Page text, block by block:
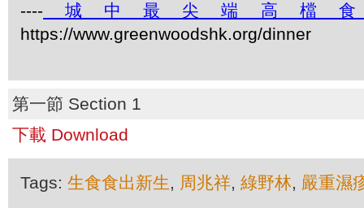
---- 城中最尖端高檔
https://www.greenwoodshk.org/dinner
第一節 Section 1
下載 Download
Tags: 生食食出新生, 周兆祥, 綠野林, 嚴重濕